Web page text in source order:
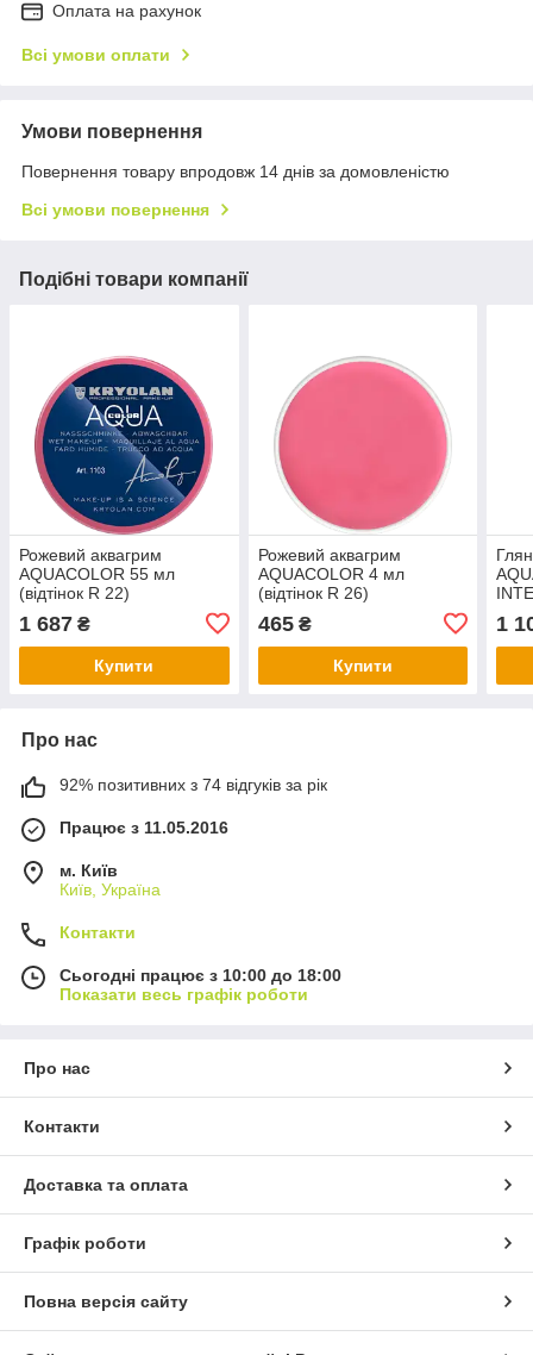
Оплата на рахунок
Всі умови оплати
Умови повернення
Повернення товару впродовж 14 днів за домовленістю
Всі умови повернення
Подібні товари компанії
Рожевий аквагрим
AQUACOLOR 55 мл
(відтінок R 22)
1 687 ₴
Купити
Рожевий аквагрим
AQUACOLOR 4 мл
(відтінок R 26)
465₴
Купити
1
Про нас
92% позитивних з 74 відгуків за рік
Працює з 11.05.2016
м. Київ
Київ, Україна
Контакти
Сьогодні працює з 10:00 до 18:00
Показати весь графік роботи
Про нас
Контакти
Доставка та оплата
Графік роботи
Повна версія сайту